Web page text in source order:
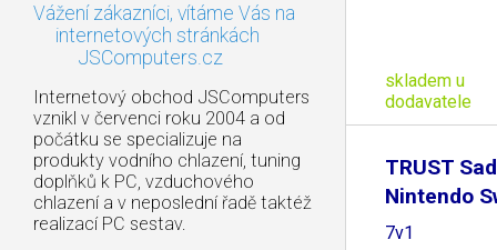
Vážení zákazníci, vítáme Vás na
internetových stránkách
JSComputers.cz
Internetový obchod JSComputers
vznikl v červenci roku 2004 a od
počátku se specializuje na
produkty vodního chlazení, tuning
doplňků k PC, vzduchového
chlazení a v neposlední řadě taktéž
realizací PC sestav.
skladem u
dodavatele
TRUST
Nintendo
1249,
7v1